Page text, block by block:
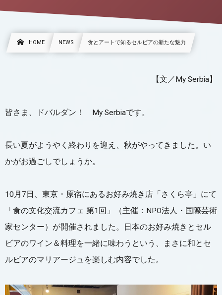
HOME NEWS 食とアートで知るセルビアの新たな魅力
【文／My Serbia】
皆さま、ドバルダン！ My Serbiaです。
長い夏がようやく終わりを迎え、秋がやってきました。い
かがお過ごしでしょうか。
10月7日、東京・原宿にあるお好み焼き店「さくら亭」にて
「食の文化交流カフェ 第1回」（主催：NPO法人・国際芸術
家センター）が開催されました。日本のお好み焼きとセル
ビアのワイン＆料理を一緒に味わうという、まさに和とセ
ルビアのマリアージュを楽しむ内容でした。